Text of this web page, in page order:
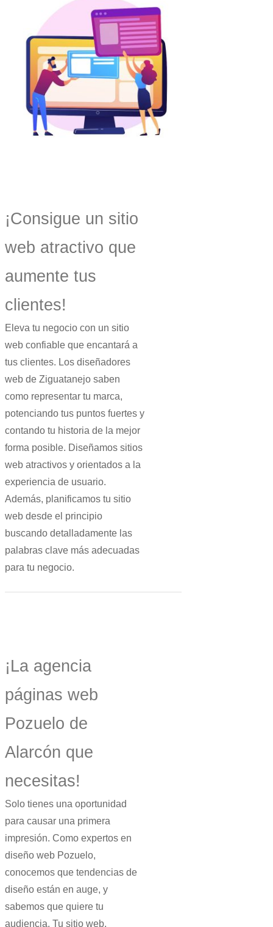
¡Consigue un sitio
web atractivo que
aumente tus
clientes!
Eleva tu negocio con un sitio
web confiable que encantará a
tus clientes. Los diseñadores
web de Ziguatanejo saben
como representar tu marca,
potenciando tus puntos fuertes y
contando tu historia de la mejor
forma posible. Diseñamos sitios
web atractivos y orientados a la
experiencia de usuario.
Además, planificamos tu sitio
web desde el principio
buscando detalladamente las
palabras clave más adecuadas
para tu negocio.
¡La agencia
páginas web
Pozuelo de
Alarcón que
necesitas!
Solo tienes una oportunidad
para causar una primera
impresión. Como expertos en
diseño web Pozuelo,
conocemos que tendencias de
diseño están en auge, y
sabemos que quiere tu
audiencia. Tu sitio web,